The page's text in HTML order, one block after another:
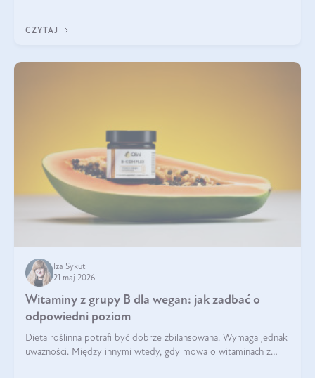
CZYTAJ
Iza Sykut
21 maj 2026
Witaminy z grupy B dla wegan: jak zadbać o
odpowiedni poziom
Dieta roślinna potrafi być dobrze zbilansowana. Wymaga jednak
uważności. Między innymi wtedy, gdy mowa o witaminach z